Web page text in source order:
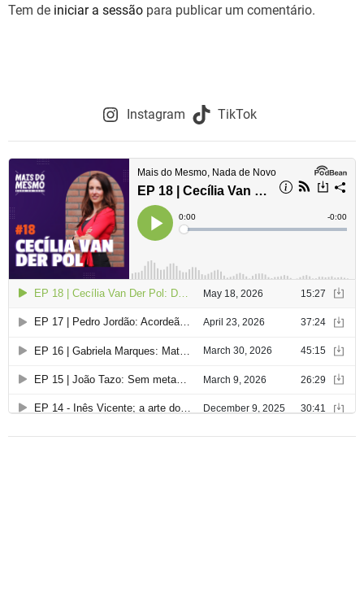
Tem de iniciar a sessão para publicar um comentário.
Instagram TikTok